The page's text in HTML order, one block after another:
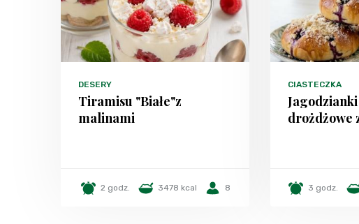
DESERY
Tiramisu "Białe"z
malinami
2 godz. 3478 kcal 8
CIASTECZKA
drożdżowe
3 godz.